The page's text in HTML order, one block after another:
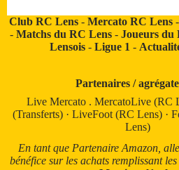
Club RC Lens -Mercato RC Lens
- Matchs du RC Lens- Joueurs du
Lensois- Ligue 1 -
Partenaires /
Live Mercato .MercatoLive (RC
(Transferts) ·LiveFoot (RC Lens) ·
Lens)
En tant que Partenaire Amazon,
bénéfice sur les achats remplissant